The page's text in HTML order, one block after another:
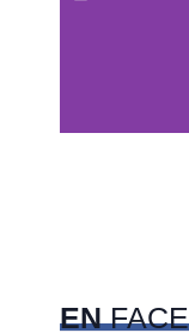
EN